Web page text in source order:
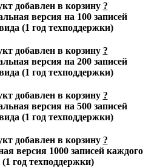
добавлен в корзину ?
версия на 100 записей
(1 год техподдержки)
добавлен в корзину ?
версия на 200 записей
(1 год техподдержки)
добавлен в корзину ?
версия на 500 записей
(1 год техподдержки)
добавлен в корзину ?
версия 1000 записей каждого
(1 год техподдержки)